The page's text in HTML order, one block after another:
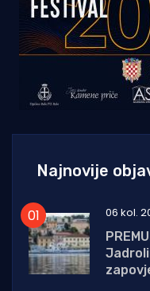
Najnovije
06 kol.